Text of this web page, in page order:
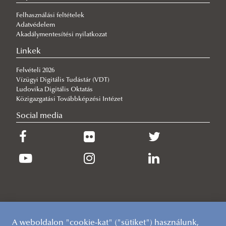
DANURELY-WS
PANNONIAN.GW
microPLASTICS
LIFE LOGOS 4 WATERS (LIFE20 CCA/HU/1604) project
Felhasználási feltételek
Adatvédelem
Akadálymentesítési nyilatkozat
Linkek
Felvételi 2026
Vízügyi Digitális Tudástár (VDT)
Ludovika Digitális Oktatás
Közigazgatási Továbbképzési Intézet
Social media
A weboldalon "cookie-kat" ("sütiket") használunk,